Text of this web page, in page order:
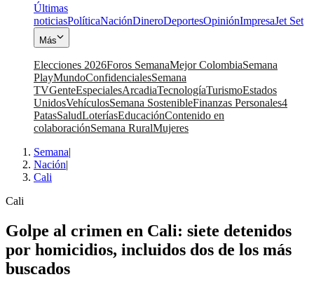
Últimas
noticiasPolíticaNaciónDineroDeportesOpiniónImpresaJet Set
Más
Elecciones 2026Foros SemanaMejor ColombiaSemana
PlayMundoConfidencialesSemana
TVGenteEspecialesArcadiaTecnologíaTurismoEstados
UnidosVehículosSemana SostenibleFinanzas Personales4
PatasSaludLoteríasEducaciónContenido en
colaboraciónSemana RuralMujeres
Semana|
Nación|
Cali
Cali
Golpe al crimen en Cali: siete detenidos
por homicidios, incluidos dos de los más
buscados